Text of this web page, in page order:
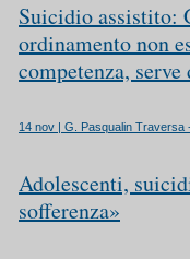
Suicidio assistito:
ordinamento non
competenza,
14 nov | G. Pasqualin Traversa
Adolescenti,
sofferenza»